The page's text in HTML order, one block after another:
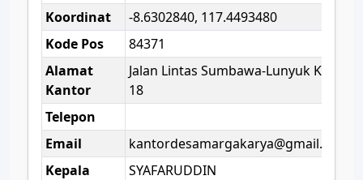
Koordinat
-8.6302840, 117.4493480
Kode Pos
84371
Alamat
Kantor
Jalan Lintas Sumbawa-Lunyuk KM-
18
Telepon
Email
kantordesamargakarya@gmail.com
Kepala
SYAFARUDDIN